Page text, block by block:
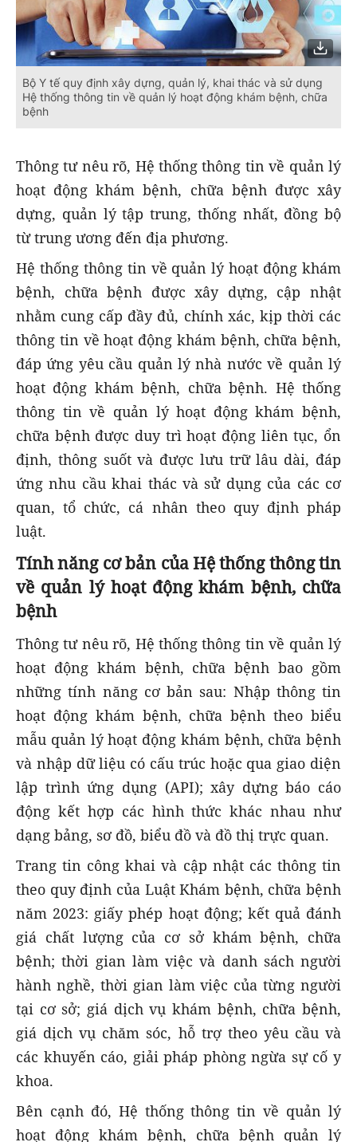
Bộ Y tế quy định xây dựng, quản lý, khai thác và sử dụng
Hệ thống thông tin về quản lý hoạt động khám bệnh, chữa
bệnh
Thông tư nêu rõ, Hệ thống thông tin về quản lý
hoạt động khám bệnh, chữa bệnh được xây
dựng, quản lý tập trung, thống nhất, đồng bộ
từ trung ương đến địa phương.
Hệ thống thông tin về quản lý hoạt động khám
bệnh, chữa bệnh được xây dựng, cập nhật
nhằm cung cấp đầy đủ, chính xác, kịp thời các
thông tin về hoạt động khám bệnh, chữa bệnh,
đáp ứng yêu cầu quản lý nhà nước về quản lý
hoạt động khám bệnh, chữa bệnh. Hệ thống
thông tin về quản lý hoạt động khám bệnh,
chữa bệnh được duy trì hoạt động liên tục, ổn
định, thông suốt và được lưu trữ lâu dài, đáp
ứng nhu cầu khai thác và sử dụng của các cơ
quan, tổ chức, cá nhân theo quy định pháp
luật.
Tính năng cơ bản của Hệ thống thông tin
về quản lý hoạt động khám bệnh, chữa
bệnh
Thông tư nêu rõ, Hệ thống thông tin về quản lý
hoạt động khám bệnh, chữa bệnh bao gồm
những tính năng cơ bản sau: Nhập thông tin
hoạt động khám bệnh, chữa bệnh theo biểu
mẫu quản lý hoạt động khám bệnh, chữa bệnh
và nhập dữ liệu có cấu trúc hoặc qua giao diện
lập trình ứng dụng (API); xây dựng báo cáo
động kết hợp các hình thức khác nhau như
dạng bảng, sơ đồ, biểu đồ và đồ thị trực quan.
Trang tin công khai và cập nhật các thông tin
theo quy định của Luật Khám bệnh, chữa bệnh
năm 2023: giấy phép hoạt động; kết quả đánh
giá chất lượng của cơ sở khám bệnh, chữa
bệnh; thời gian làm việc và danh sách người
hành nghề, thời gian làm việc của từng người
tại cơ sở; giá dịch vụ khám bệnh, chữa bệnh,
giá dịch vụ chăm sóc, hỗ trợ theo yêu cầu và
các khuyến cáo, giải pháp phòng ngừa sự cố y
khoa.
Bên cạnh đó, Hệ thống thông tin về quản lý
hoạt động khám bệnh, chữa bệnh quản lý